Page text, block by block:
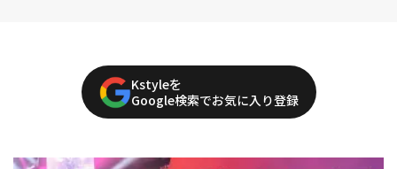
Kstyleを
Google検索でお気に入り登録